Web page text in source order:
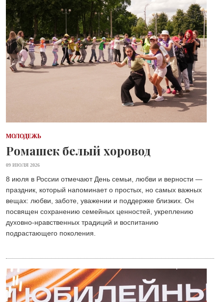
МОЛОДЕЖЬ
Ромашек белый хоровод
09 ИЮЛЯ 2026
8 июля в России отмечают День семьи, любви и верности —
праздник, который напоминает о простых, но самых важных
вещах: любви, заботе, уважении и поддержке близких. Он
посвящен сохранению семейных ценностей, укреплению
духовно-нравственных традиций и воспитанию
подрастающего поколения.